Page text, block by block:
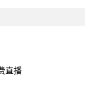
直播